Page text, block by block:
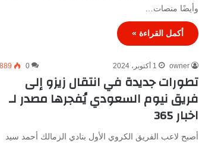
وأيضًا منصات…
أكمل القراءة »
owner 1 أكتوبر، 2024 0
889
تطورات جديدة في انتقال زيزو إلى
فريق نيوم السعودي يُفجرها مصدر لـ
اخبار 365
أصبح لاعب الفريق الكروي الأول بنادي الزمالك أحمد سيد